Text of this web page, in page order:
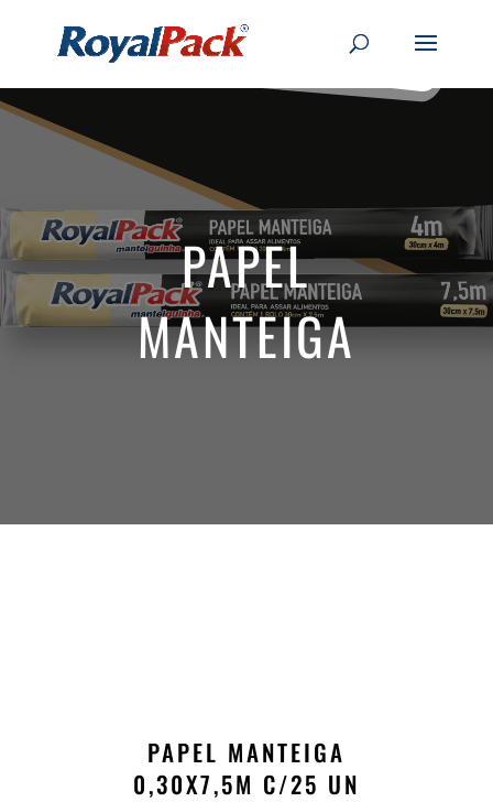
PAPEL
MANTEIGA
PAPEL MANTEIGA
0,30X7,5M C/25 UN